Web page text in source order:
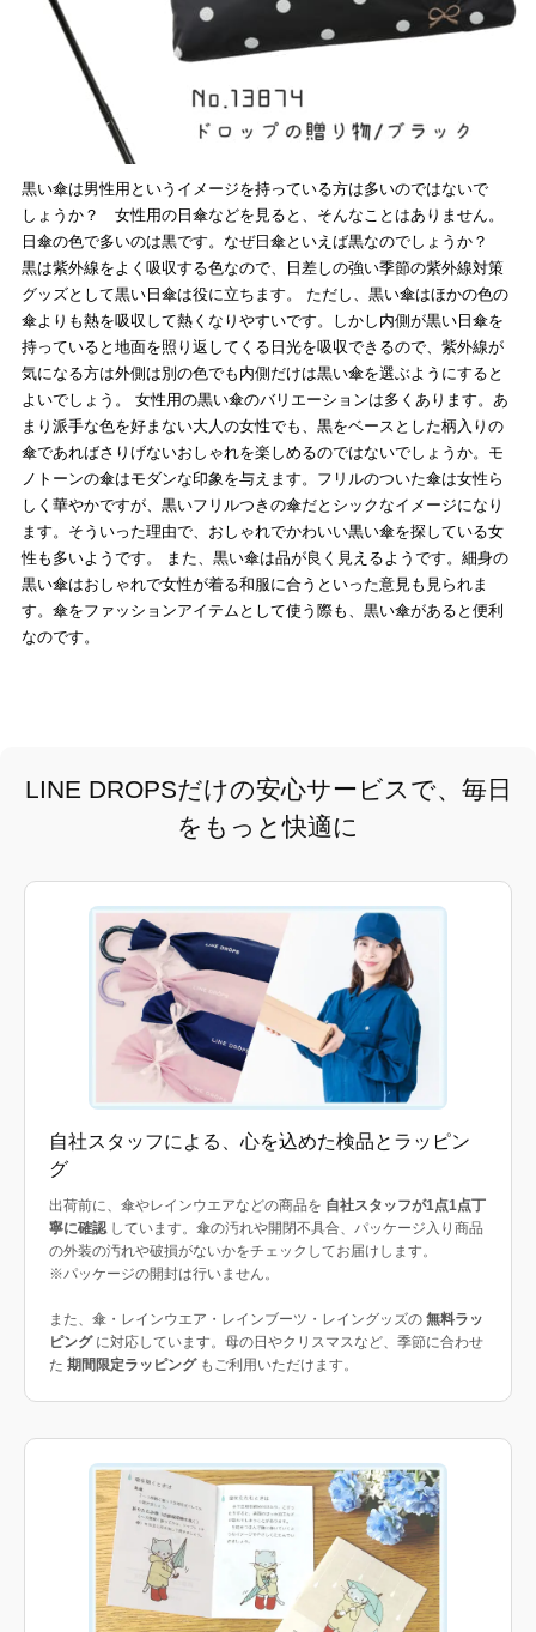
黒い傘は男性用というイメージを持っている方は多いのではないで
しょうか？ 女性用の日傘などを見ると、そんなことはありません。
日傘の色で多いのは黒です。なぜ日傘といえば黒なのでしょうか？
黒は紫外線をよく吸収する色なので、日差しの強い季節の紫外線対策
グッズとして黒い日傘は役に立ちます。 ただし、黒い傘はほかの色の
傘よりも熱を吸収して熱くなりやすいです。しかし内側が黒い日傘を
持っていると地面を照り返してくる日光を吸収できるので、紫外線が
気になる方は外側は別の色でも内側だけは黒い傘を選ぶようにすると
よいでしょう。 女性用の黒い傘のバリエーションは多くあります。あ
まり派手な色を好まない大人の女性でも、黒をベースとした柄入りの
傘であればさりげないおしゃれを楽しめるのではないでしょうか。モ
ノトーンの傘はモダンな印象を与えます。フリルのついた傘は女性ら
しく華やかですが、黒いフリルつきの傘だとシックなイメージになり
ます。そういった理由で、おしゃれでかわいい黒い傘を探している女
性も多いようです。 また、黒い傘は品が良く見えるようです。細身の
黒い傘はおしゃれで女性が着る和服に合うといった意見も見られま
す。傘をファッションアイテムとして使う際も、黒い傘があると便利
なのです。
LINE DROPSだけの安心サービスで、毎日
をもっと快適に
自社スタッフによる、心を込めた検品とラッピン
グ
出荷前に、傘やレインウエアなどの商品を 自社スタッフが1点1点丁
寧に確認しています。傘の汚れや開閉不具合、パッケージ入り商品
の外装の汚れや破損がないかをチェックしてお届けします。
※パッケージの開封は行いません。
また、傘・レインウエア・レインブーツ・レイングッズの 無料ラッ
ピングに対応しています。母の日やクリスマスなど、季節に合わせ
た 期間限定ラッピングもご利用いただけます。